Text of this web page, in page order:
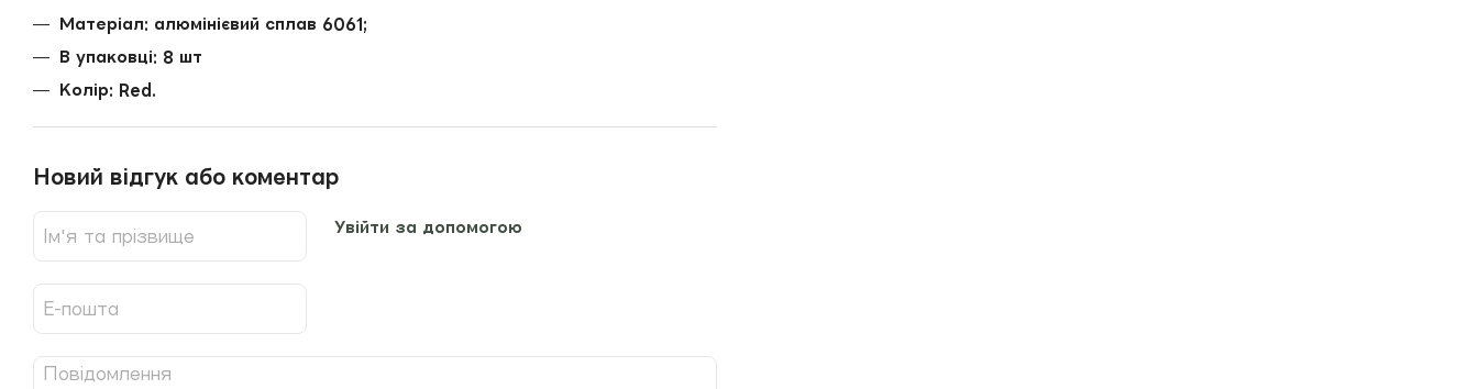
Матеріал: алюмінієвий сплав 6061;
В упаковці: 8 шт
Колір: Red.
Новий відгук або коментар
Увійти за допомогою